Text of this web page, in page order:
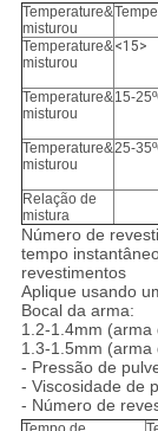
Temperature&
misturou
Temperature&
misturou
<15>
Temperature&
misturou
15-
Temperature&
misturou
25-
Relação de
mistura
Número de
tempo
revestimentos
Aplique usando
Bocal da arma:
1.2-1.4mm (arma
1.3-1.5mm (arma
- Pressão de
- Viscosidade de
- Número de